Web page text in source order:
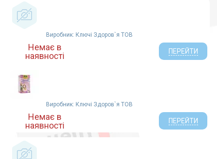
Laboratoires Dermatologiques D'Uriage (2)
Виробник: Ключі Здоров`я ТОВ
Немає в
наявності
ПЕРЕЙТИ
Виробник: Ключі Здоров`я ТОВ
Немає в
наявності
ПЕРЕЙТИ